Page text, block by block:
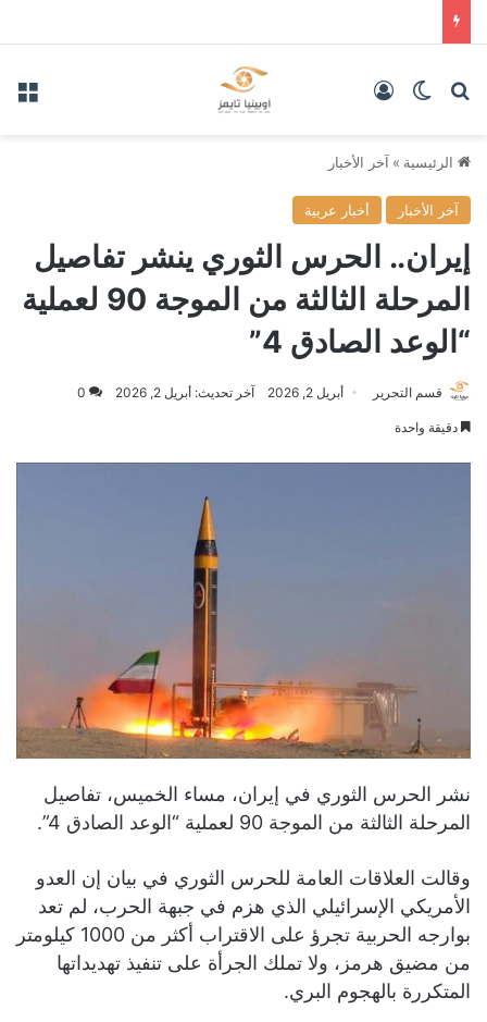
بحث عنالوضع المظلم
الرئيسية » آخر الأخبار
آخر الأخبار أخبار عربية
إيران.. الحرس الثوري ينشر تفاصيل
المرحلة الثالثة من الموجة 90 لعملية
“الوعد الصادق 4”
قسم التحرير أبريل 2, 2026 آخر تحديث: أبريل 2, 2026 0
دقيقة واحدة
نشر الحرس الثوري في إيران، مساء الخميس، تفاصيل
المرحلة الثالثة من الموجة 90 لعملية “الوعد الصادق 4”.
وقالت العلاقات العامة للحرس الثوري في بيان إن العدو
الأمريكي الإسرائيلي الذي هزم في جبهة الحرب، لم تعد
بوارجه الحربية تجرؤ على الاقتراب أكثر من 1000 كيلومتر
من مضيق هرمز، ولا تملك الجرأة على تنفيذ تهديداتها
المتكررة بالهجوم البري.